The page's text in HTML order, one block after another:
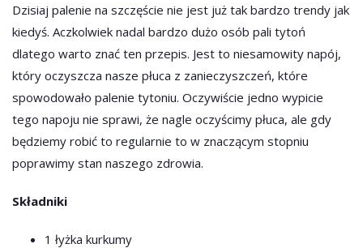
Dzisiaj palenie na szczęście nie jest już tak bardzo trendy jak
kiedyś. Aczkolwiek nadal bardzo dużo osób pali tytoń
dlatego warto znać ten przepis. Jest to niesamowity napój,
który oczyszcza nasze płuca z zanieczyszczeń, które
spowodowało palenie tytoniu. Oczywiście jedno wypicie
tego napoju nie sprawi, że nagle oczyścimy płuca, ale gdy
będziemy robić to regularnie to w znaczącym stopniu
poprawimy stan naszego zdrowia.
Składniki
1 łyżka kurkumy